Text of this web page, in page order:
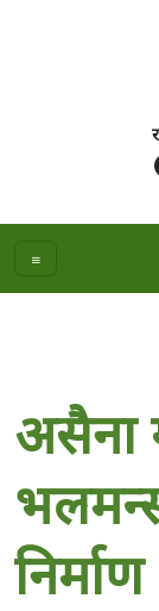
असैना
निर्माण